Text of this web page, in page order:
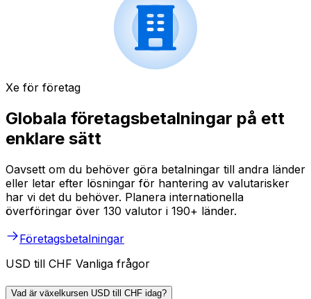
Xe för företag
Globala företagsbetalningar på ett
enklare sätt
Oavsett om du behöver göra betalningar till andra länder
eller letar efter lösningar för hantering av valutarisker
har vi det du behöver. Planera internationella
överföringar över 130 valutor i 190+ länder.
Företagsbetalningar
USD till CHF Vanliga frågor
Vad är växelkursen USD till CHF idag?